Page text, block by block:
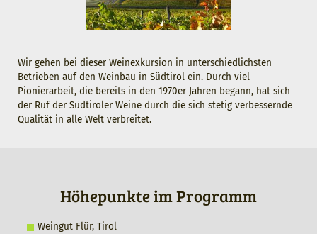
Wir gehen bei dieser Weinexkursion in unterschiedlichsten
Betrieben auf den Weinbau in Südtirol ein. Durch viel
Pionierarbeit, die bereits in den 1970er Jahren begann, hat sich
der Ruf der Südtiroler Weine durch die sich stetig verbessernde
Qualität in alle Welt verbreitet.
Höhepunkte im Programm
Weingut Flür, Tirol